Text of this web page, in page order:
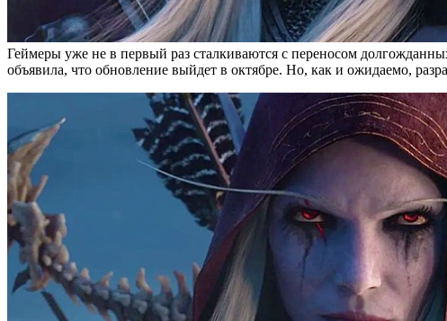
Геймеры уже не в первый раз сталкиваются с переносом
объявила, что обновление выйдет в октябре. Но, как и ожидаемо,